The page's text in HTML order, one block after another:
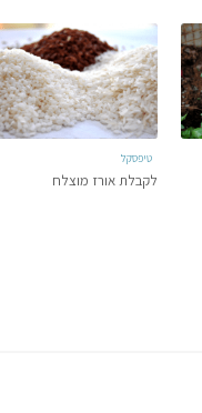
טיפסקל
לקבלת אורז מוצלח